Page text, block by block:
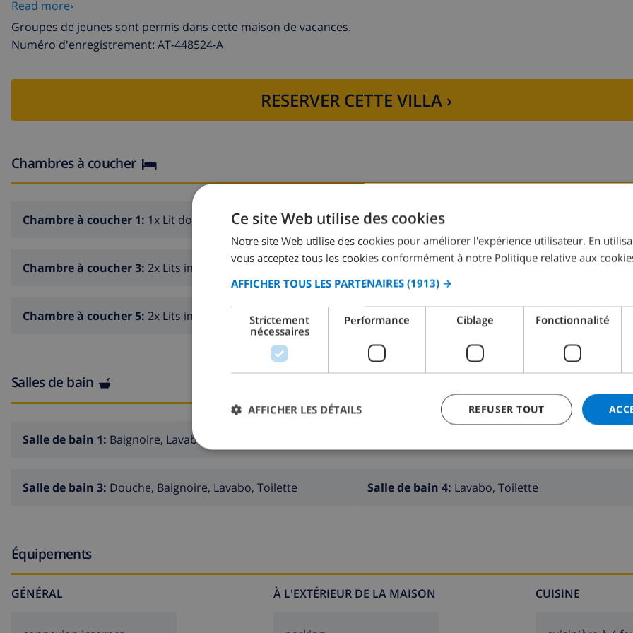
cheminée dans la salle de séjour (bois)
3 chambres à coucher et 1 salle de bain
Cuisines du logement principal
électrique, bouilloire, mixeur, grille-pain et presse-citron
Chambres à coucher et salles de bain du logement principal
chambre à coucher climatisée avec sofa-lit (de 200 x 140cm)
chambre à coucher avec lit queen-size (de 190 x 150cm)
chambre à coucher avec 2 lits simples (de 200 x 90cm)
salle de bain avec seul lavabo, douche aménagée dans une baignoire et toilette
chambre à coucher avec 2 lits simples (de 200 x 90cm) et salle de bain en suite
salle de bain en suite avec seul lavabo, douche et toilette
Extérieur de la villa
piscine privée de 6m x 3m et 1,2m de profondeur
2 terrasses, dont 1 couverte
coin pour s'asseoir en plein air et coin repas en plein air
Read more›
Groupes de jeunes sont permis dans cette maison de vacances.
Numéro d'enregistrement: AT-448524-A
RESERVER CETTE VILLA ›
Chambres à coucher
Chambre à coucher 1: 1x Lit double Chambre à coucher 2:
Chambre à coucher 3: 2x Lits individuels 2x Lits individuels
Chambre à coucher 5: 2x Lits individuels
Salles de bain
Salle de bain 1: Baignoire, Lavabo, Toilette
Salle de bain 3: Douche, Baignoire, Lavabo, Toilette Salle de bain 4: Lavabo, Toilette
Équipements
GÉNÉRAL À L'EXTÉRIEUR DE LA MAISON CUISINE
Ce site Web utilise des cookies
Notre site Web utilise des cookies pour améliorer l'expérience utilisateur. En
vous acceptez tous les cookies conformément à notre Politique relative aux
AFFICHER TOUS LES PARTENAIRES (1913) →
Strictement
nécessaires
Performance Ciblage Fonctionnalité
REFUSER TOUT
AFFICHER LES DÉTAILS